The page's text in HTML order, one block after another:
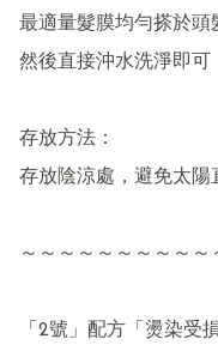
最適量髮膜均勻搽於頭
然後直接沖水洗淨即可
存放方法：
存放陰涼處，避免太陽
～～～～～～～～～～
「2號」配方「燙染受